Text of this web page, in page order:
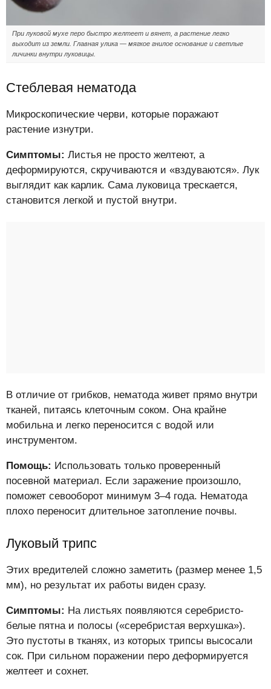
При луковой мухе перо быстро желтеет и вянет, а растение легко
выходит из земли. Главная улика — мягкое гнилое основание и светлые
личинки внутри луковицы.
Стеблевая нематода
Микроскопические черви, которые поражают
растение изнутри.
Симптомы: Листья не просто желтеют, а
деформируются, скручиваются и «вздуваются». Лук
выглядит как карлик. Сама луковица трескается,
становится легкой и пустой внутри.
В отличие от грибков, нематода живет прямо внутри
тканей, питаясь клеточным соком. Она крайне
мобильна и легко переносится с водой или
инструментом.
Помощь: Использовать только проверенный
посевной материал. Если заражение произошло,
поможет севооборот минимум 3–4 года. Нематода
плохо переносит длительное затопление почвы.
Луковый трипс
Этих вредителей сложно заметить (размер менее 1,5
мм), но результат их работы виден сразу.
Симптомы: На листьях появляются серебристо-
белые пятна и полосы («серебристая верхушка»).
Это пустоты в тканях, из которых трипсы высосали
сок. При сильном поражении перо деформируется
желтеет и сохнет.